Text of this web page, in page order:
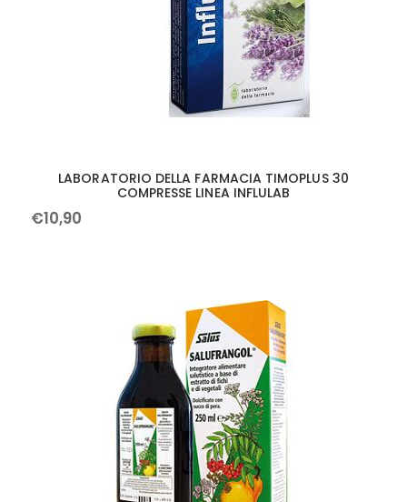
LABORATORIO DELLA FARMACIA TIMOPLUS 30
COMPRESSE LINEA INFLULAB
€10,90